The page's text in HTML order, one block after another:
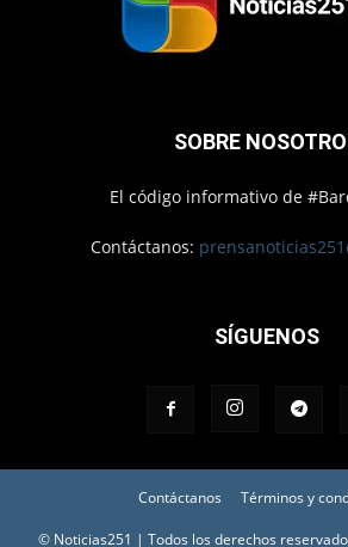
SOBRE
El código informativo de
Contáctanos:
SÍGUENOS
Contáctanos Términos y
© Noticias251 | Todos los derechos